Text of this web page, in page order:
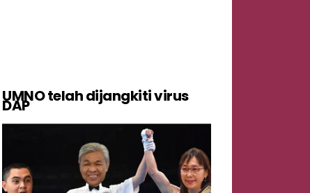
UMNO telah dijangkiti virus
DAP